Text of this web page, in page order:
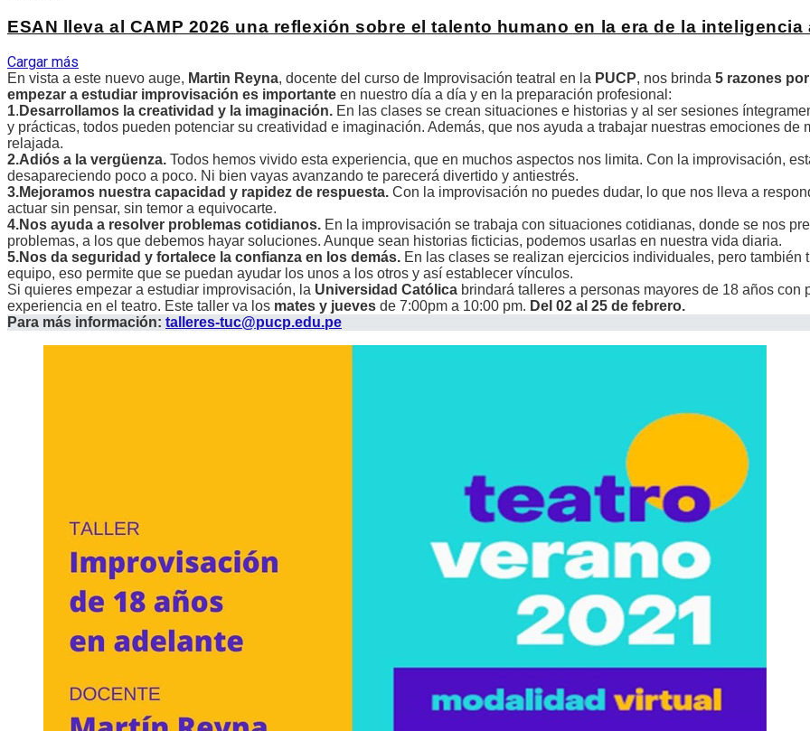
ESAN lleva al CAMP 2026 una reflexión sobre el talento humano en la era de la inteligencia
Cargar más
En vista a este nuevo auge, Martin Reyna, docente del curso de Improvisación teatral en la PUCP, nos brinda 5 razones
empezar a estudiar improvisación es importante en nuestro día a día y en la preparación profesional:
1. Desarrollamos la creatividad y la imaginación. En las clases se crean situaciones e historias y al ser sesiones
y prácticas, todos pueden potenciar su creatividad e imaginación. Además, que nos ayuda a trabajar nuestras emociones de
relajada.
2.Adiós a la vergüenza. Todos hemos vivido esta experiencia, que en muchos aspectos nos limita. Con la improvisación,
desapareciendo poco a poco. Ni bien vayas avanzando te parecerá divertido y antiestrés.
3.Mejoramos nuestra capacidad y rapidez de respuesta. Con la improvisación no puedes dudar, lo que nos lleva a
actuar sin pensar, sin temor a equivocarte.
4.Nos ayuda a resolver problemas cotidianos. En la improvisación se trabaja con situaciones cotidianas, donde se nos
problemas, a los que debemos hayar soluciones. Aunque sean historias ficticias, podemos usarlas en nuestra vida diaria.
5.Nos da seguridad y fortalece la confianza en los demás. En las clases se realizan ejercicios individuales, pero también
equipo, eso permite que se puedan ayudar los unos a los otros y así establecer vínculos.
Si quieres empezar a estudiar improvisación, la Universidad Católica brindará talleres a personas mayores de 18 años con
experiencia en el teatro. Este taller va los mates y jueves de 7:00pm a 10:00 pm. Del 02 al 25 de febrero.
Para más información: talleres-tuc@pucp.edu.pe